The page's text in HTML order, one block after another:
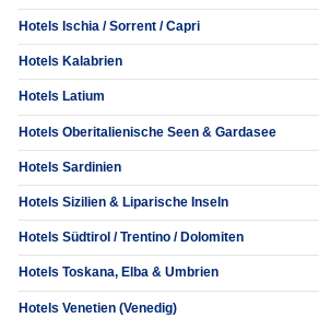
Hotels Ischia / Sorrent / Capri
Hotels Kalabrien
Hotels Latium
Hotels Oberitalienische Seen & Gardasee
Hotels Sardinien
Hotels Sizilien & Liparische Inseln
Hotels Südtirol / Trentino / Dolomiten
Hotels Toskana, Elba & Umbrien
Hotels Venetien (Venedig)